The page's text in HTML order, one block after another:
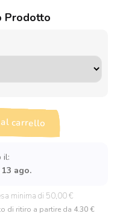
Prodotto
carrello
il:
ago.
minima di 50,00 €
di ritiro a partire da 4.30 €